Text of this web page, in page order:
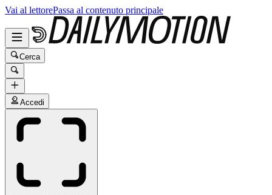
Vai al lettorePassa al contenuto principale
Cerca
Accedi